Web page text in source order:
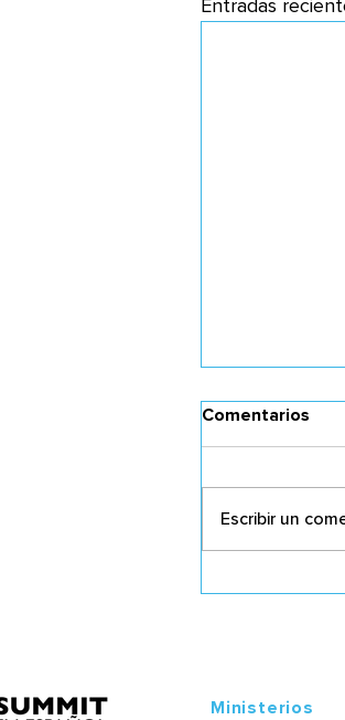
Entradas
Comentarios
Escribir un
Ministerios